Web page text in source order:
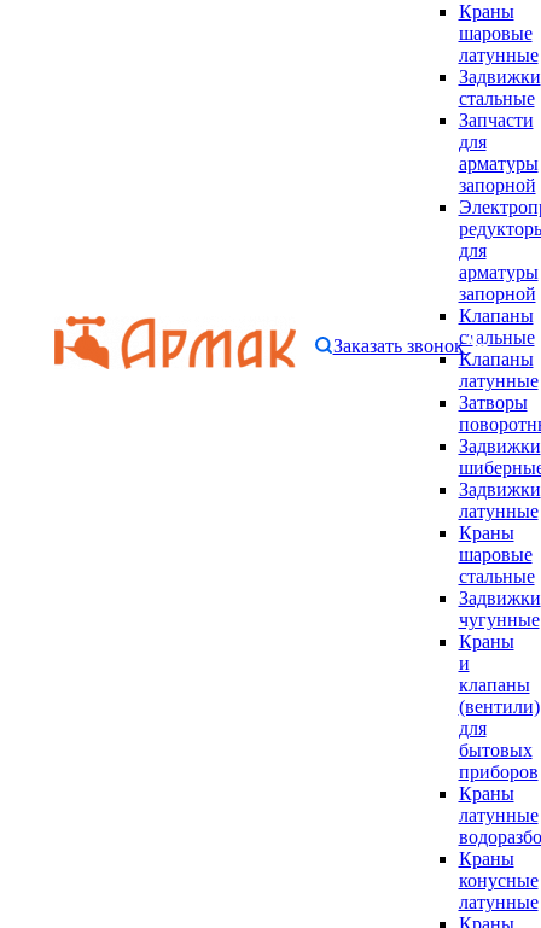
Краны
шаровые
латунные
Задвижки
стальные
Запчасти
для
арматуры
запорной
для
арматуры
запорной
Клапаны
стальные
Клапаны
латунные
Затворы
Задвижки
Задвижки
латунные
Краны
шаровые
стальные
Задвижки
чугунные
Краны
и
клапаны
(вентили)
для
бытовых
приборов
Краны
латунные
Краны
конусные
латунные
Краны
Заказать звонок